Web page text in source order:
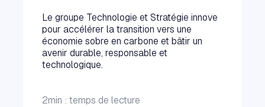
Le groupe Technologie et Stratégie innove
pour accélérer la transition vers une
économie sobre en carbone et bâtir un
avenir durable, responsable et
technologique.
2min : temps de lecture